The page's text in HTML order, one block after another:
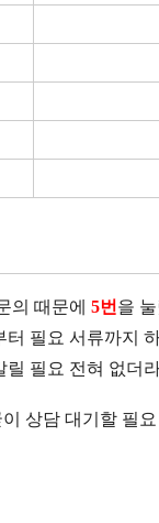
의 때문에 5번 을
터 필요 서류까지
필요 전혀 없더
상담 대기할 필